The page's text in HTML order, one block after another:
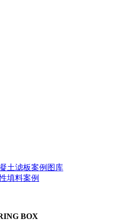
土滤板案例图库
填料案例
BOX